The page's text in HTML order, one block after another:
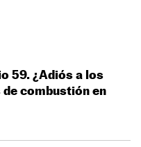
59. ¿Adiós a los
combustión en